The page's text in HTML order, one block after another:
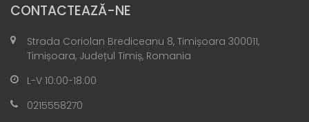
CONTACTEAZĂ-NE
Strada Coriolan Brediceanu 8, Timișoara 300011,
Timișoara, Județul Timiș, Romania
L-V 10:00-18:00
0215558270